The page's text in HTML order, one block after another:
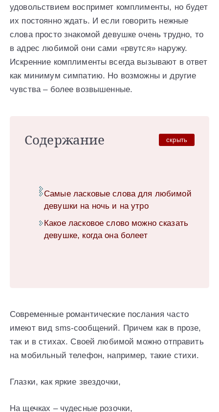
удовольствием воспримет комплименты, но будет
их постоянно ждать. И если говорить нежные
слова просто знакомой девушке очень трудно, то
в адрес любимой они сами «рвутся» наружу.
Искренние комплименты всегда вызывают в ответ
как минимум симпатию. Но возможны и другие
чувства – более возвышенные.
Содержание скрыть
Самые ласковые слова для любимой
девушки на ночь и на утро
Какое ласковое слово можно сказать
девушке, когда она болеет
Современные романтические послания часто
имеют вид sms-сообщений. Причем как в прозе,
так и в стихах. Своей любимой можно отправить
на мобильный телефон, например, такие стихи.
Глазки, как яркие звездочки,
На щечках – чудесные розочки,